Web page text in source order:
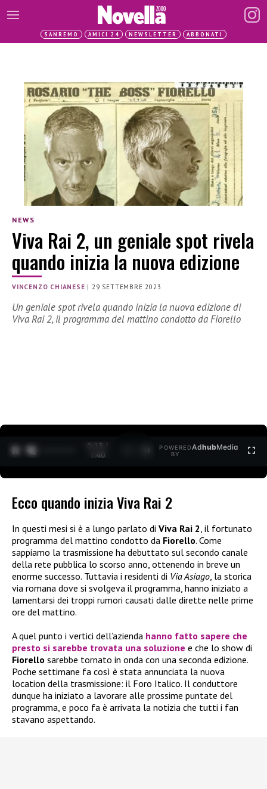
SANREMO AMICI 24 NEWSLETTER ABBONATI
NEWS
Viva Rai 2, un geniale spot rivela
quando inizia la nuova edizione
VINCENZO CHIANESE |29 SETTEMBRE 2023
Un geniale spot rivela quando inizia la nuova edizione di
Viva Rai 2, il programma del mattino condotto da Fiorello
0:14 /
1:40
POWERED
BY
AdhubMedia
Ecco quando inizia Viva Rai 2
In questi mesi si è a lungo parlato di Viva Rai 2, il fortunato
programma del mattino condotto da Fiorello. Come
sappiamo la trasmissione ha debuttato sul secondo canale
della rete pubblica lo scorso anno, ottenendo in breve un
enorme successo. Tuttavia i residenti di Via Asiago, la storica
via romana dove si svolgeva il programma, hanno iniziato a
lamentarsi dei troppi rumori causati dalle dirette nelle prime
ore del mattino.
A quel punto i vertici dell’azienda hanno fatto sapere che
presto si sarebbe trovata una soluzione e che lo show di
Fiorello sarebbe tornato in onda con una seconda edizione.
Poche settimane fa così è stata annunciata la nuova
location della trasmissione: il Foro Italico. Il conduttore
dunque ha iniziato a lavorare alle prossime puntate del
programma, e poco fa è arrivata la notizia che tutti i fan
stavano aspettando.